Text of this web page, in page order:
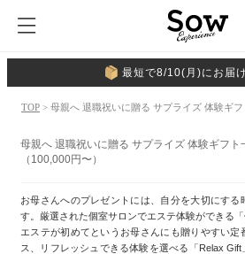
最短で8/10(月)にお届
TOP > 母親へ 退職祝いに贈る サプライズ 体験ギフ
母親へ 退職祝いに贈る サプライズ 体験ギフト
（100,000円〜）
お母さんへのプレゼントには、自分を大切にす
す。厳選された個室サロンでエステ体験ができる
エステが初めてというお母さんにも贈りやすい定
ス、リフレッシュできる体験を選べる「Relax